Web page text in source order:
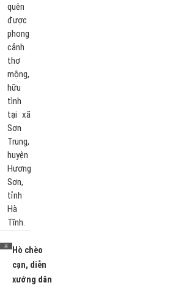
quên
được
phong
cảnh
thơ
mộng,
hữu
tình
tại xã
Sơn
Trung,
huyện
Hương
Sơn,
tỉnh
Hà
Tĩnh.
Hò chèo
cạn, diễn
xướng dân